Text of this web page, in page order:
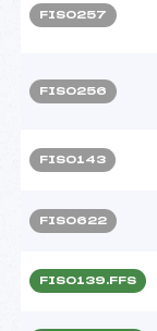
FIS0257
FIS0256
FIS0143
FIS0622
FIS0139.FFS